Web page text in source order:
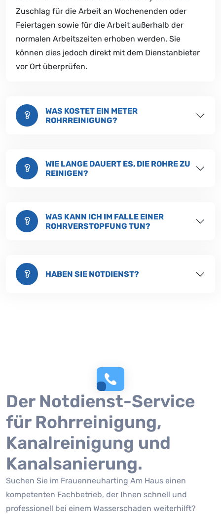
Zuschlag für die Arbeit an Wochenenden oder
Feiertagen sowie für die Arbeit außerhalb der
normalen Arbeitszeiten erhoben werden. Sie
können dies jedoch direkt mit dem Dienstanbieter
vor Ort überprüfen.
WAS KOSTET EIN METER
ROHRREINIGUNG?
WIE LANGE DAUERT ES, DIE ROHRE ZU
REINIGEN?
WAS KANN ICH IM FALLE EINER
ROHRVERSTOPFUNG TUN?
HABEN SIE NOTDIENST?
Der Notdienst-Service
für Rohrreinigung,
Kanalreinigung und
Kanalsanierung.
Suchen Sie im Frauenneuharting Am Haus einen
kompetenten Fachbetrieb, der Ihnen schnell und
professionell bei einem Wasserschaden weiterhilft?